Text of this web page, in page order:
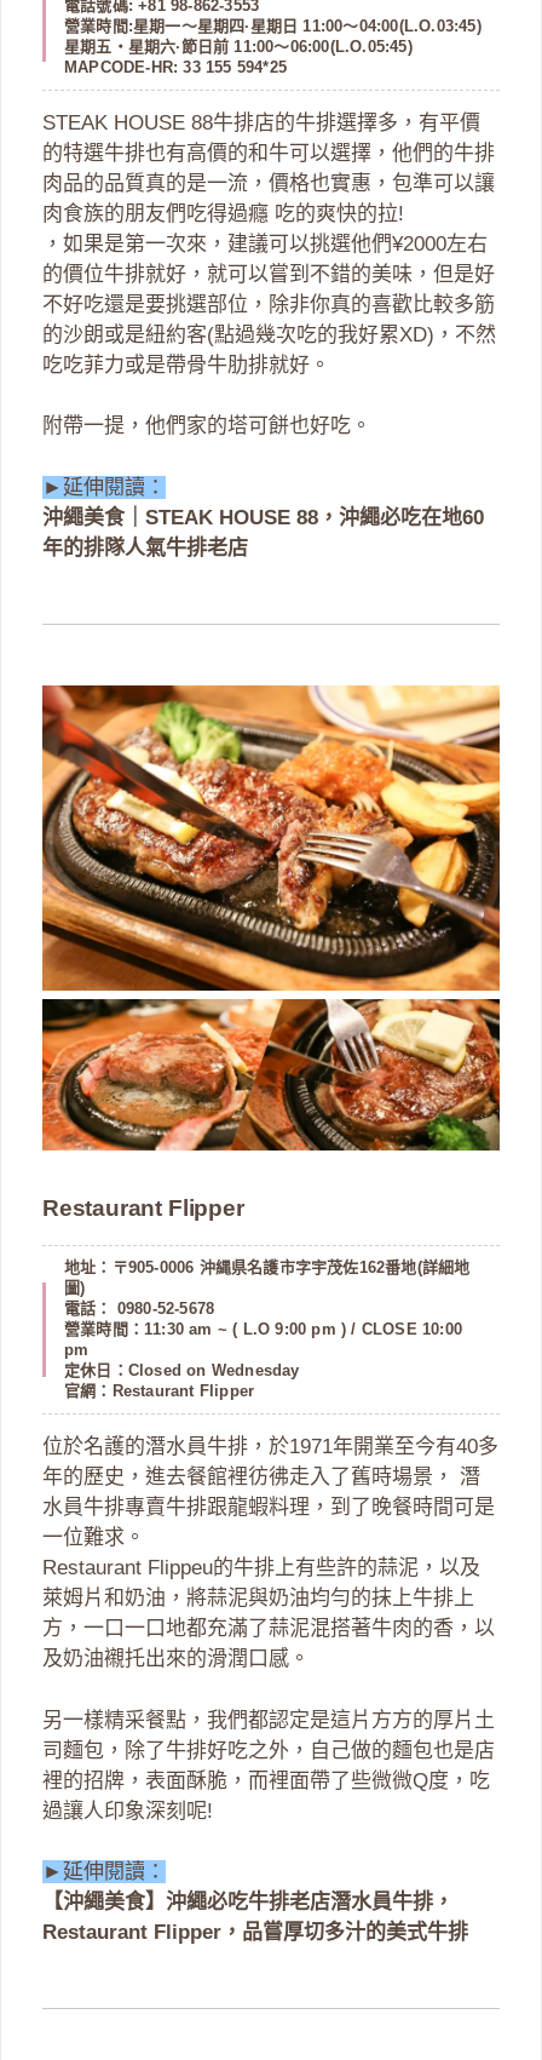
電話號碼: +81 98-862-3553
營業時間:星期一～星期四·星期日 11:00～04:00(L.O.03:45)
星期五・星期六·節日前 11:00～06:00(L.O.05:45)
MAPCODE-HR: 33 155 594*25
STEAK HOUSE 88牛排店的牛排選擇多，有平價
的特選牛排也有高價的和牛可以選擇，他們的牛排
肉品的品質真的是一流，價格也實惠，包準可以讓
肉食族的朋友們吃得過癮 吃的爽快的拉!
，如果是第一次來，建議可以挑選他們¥2000左右
的價位牛排就好，就可以嘗到不錯的美味，但是好
不好吃還是要挑選部位，除非你真的喜歡比較多筋
的沙朗或是紐約客(點過幾次吃的我好累XD)，不然
吃吃菲力或是帶骨牛肋排就好。
附帶一提，他們家的塔可餅也好吃。
►延伸閱讀：
沖繩美食｜STEAK HOUSE 88，沖繩必吃在地60
年的排隊人氣牛排老店
Restaurant Flipper
地址：〒905-0006 沖縄県名護市字宇茂佐162番地(詳細地
圖)
電話： 0980-52-5678
營業時間：11:30 am ~ ( L.O 9:00 pm ) / CLOSE 10:00
pm
定休日：Closed on Wednesday
官網： Restaurant Flipper
位於名護的潛水員牛排，於1971年開業至今有40多
年的歷史，進去餐館裡彷彿走入了舊時場景， 潛
水員牛排專賣牛排跟龍蝦料理，到了晚餐時間可是
一位難求。
Restaurant Flippeu的牛排上有些許的蒜泥，以及
萊姆片和奶油，將蒜泥與奶油均勻的抹上牛排上
方，一口一口地都充滿了蒜泥混搭著牛肉的香，以
及奶油襯托出來的滑潤口感。
另一樣精采餐點，我們都認定是這片方方的厚片土
司麵包，除了牛排好吃之外，自己做的麵包也是店
裡的招牌，表面酥脆，而裡面帶了些微微Q度，吃
過讓人印象深刻呢!
►延伸閱讀：
【沖繩美食】沖繩必吃牛排老店潛水員牛排 ，
Restaurant Flipper，品嘗厚切多汁的美式牛排